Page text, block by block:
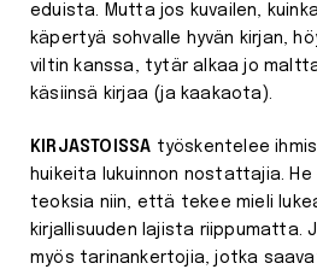
eduista. Mutta jos kuvailen,
käpertyä sohvalle hyvän kirjan,
viltin kanssa, tytär alkaa jo
käsiinsä kirjaa (ja kaakaota).
KIRJASTOISSA työskentelee
huikeita lukuinnon nostattajia.
teoksia niin, että tekee mieli
kirjallisuuden lajista riippumatta.
myös tarinankertojia, jotka